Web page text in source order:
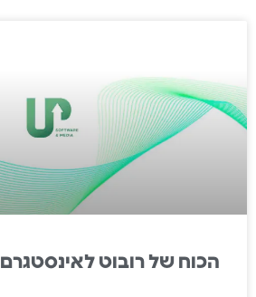
הכוח של רובוט לאינסטגרם